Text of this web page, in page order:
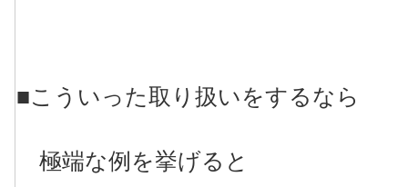
■こういった取り扱いをするなら
極端な例を挙げると